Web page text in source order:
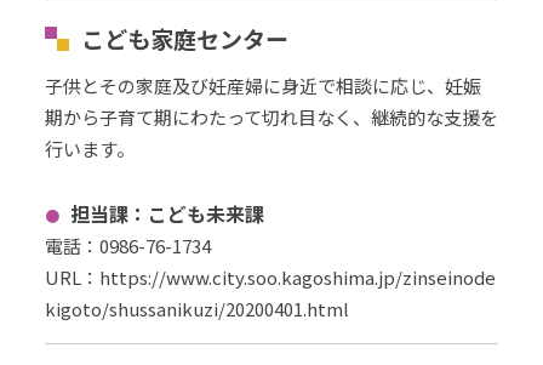
こども家庭センター
子供とその家庭及び妊産婦に身近で相談に応じ、妊娠
期から子育て期にわたって切れ目なく、継続的な支援を
行います。
担当課：こども未来課
電話： 0986-76-1734
URL： https://www.city.soo.kagoshima.jp/zinseinode
kigoto/shussanikuzi/20200401.html